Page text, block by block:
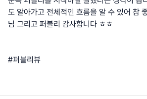
도 알아가고 전체적인 흐름을 알 수 있어 참
님 그리고 퍼블리 감사합니다 ㅎㅎ
#퍼블리뷰